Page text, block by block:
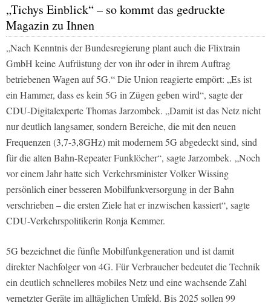
„Tichys Einblick“ – so kommt das gedruckte
Magazin zu Ihnen
„Nach Kenntnis der Bundesregierung plant auch die Flixtrain
GmbH keine Aufrüstung der von ihr oder in ihrem Auftrag
betriebenen Wagen auf 5G.“ Die Union reagierte empört: „Es ist
ein Hammer, dass es kein 5G in Zügen geben wird“, sagte der
CDU-Digitalexperte Thomas Jarzombek. „Damit ist das Netz nicht
nur deutlich langsamer, sondern Bereiche, die mit den neuen
Frequenzen (3,7-3,8GHz) mit modernem 5G abgedeckt sind, sind
für die alten Bahn-Repeater Funklöcher“, sagte Jarzombek. „Noch
vor einem Jahr hatte sich Verkehrsminister Volker Wissing
persönlich einer besseren Mobilfunkversorgung in der Bahn
verschrieben – die ersten Ziele hat er inzwischen kassiert“, sagte
CDU-Verkehrspolitikerin Ronja Kemmer.
5G bezeichnet die fünfte Mobilfunkgeneration und ist damit
direkter Nachfolger von 4G. Für Verbraucher bedeutet die Technik
ein deutlich schnelleres mobiles Netz und eine wachsende Zahl
vernetzter Geräte im alltäglichen Umfeld. Bis 2025 sollen 99